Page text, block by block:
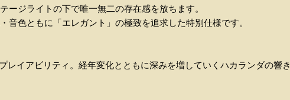
ージライトの下で唯一無二の存在感を放ちます。
色ともに「エレガント」の極致を追求した特別仕様です。
レイアビリティ。経年変化とともに深みを増していくハカランダの響き